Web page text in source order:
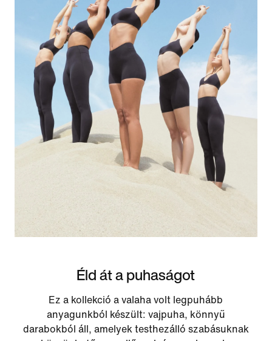
Éld át a puhaságot
Ez a kollekció a valaha volt legpuhább
anyagunkból készült: vajpuha, könnyű
darabokból áll, amelyek testhezálló szabásuknak